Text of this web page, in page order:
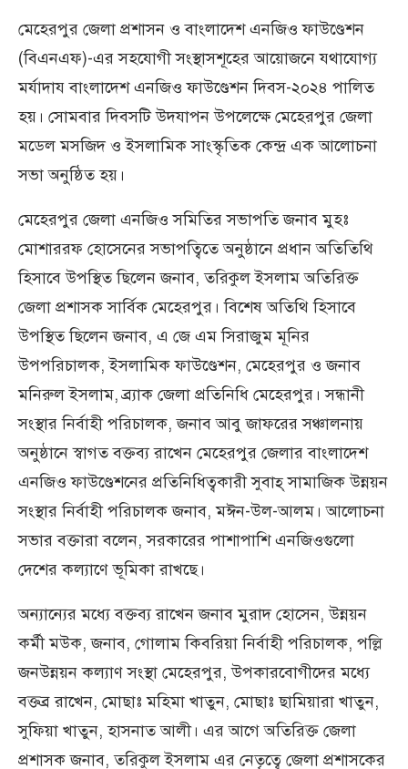
মেহেরপুর জেলা প্রশাসন ও বাংলাদেশ এনজিও ফাউণ্ডেশন
(বিএনএফ)-এর সহযোগী সংস্থাসশূহের আয়োজনে যথাযোগ্য
মর্যাদায বাংলাদেশ এনজিও ফাউণ্ডেশন দিবস-২০২৪ পালিত
হয়। সোমবার দিবসটি উদযাপন উপলেক্ষে মেহেরপুর জেলা
মডেল মসজিদ ও ইসলামিক সাংস্কৃতিক কেন্দ্র এক আলোচনা
সভা অনুষ্ঠিত হয়।
মেহেরপুর জেলা এনজিও সমিতির সভাপতি জনাব মুহঃ
মোশাররফ হোসেনের সভাপত্বিতে অনুষ্ঠানে প্রধান অতিতিথি
হিসাবে উপস্থিত ছিলেন জনাব, তরিকুল ইসলাম অতিরিক্ত
জেলা প্রশাসক সার্বিক মেহেরপুর। বিশেষ অতিথি হিসাবে
উপস্থিত ছিলেন জনাব, এ জে এম সিরাজুম মূনির
উপপরিচালক, ইসলামিক ফাউণ্ডেশন, মেহেরপুর ও জনাব
মনিরুল ইসলাম, ব্র্যাক জেলা প্রতিনিধি মেহেরপুর। সন্ধানী
সংস্থার নির্বাহী পরিচালক, জনাব আবু জাফরের সঞ্চালনায়
অনুষ্ঠানে স্বাগত বক্তব্য রাখেন মেহেরপুর জেলার বাংলাদেশ
এনজিও ফাউণ্ডেশনের প্রতিনিধিত্বকারী সুবাহ্ সামাজিক উন্নয়ন
সংস্থার নির্বাহী পরিচালক জনাব, মঈন-উল-আলম। আলোচনা
সভার বক্তারা বলেন, সরকারের পাশাপাশি এনজিওগুলো
দেশের কল্যাণে ভূমিকা রাখছে।
অন্যান্যের মধ্যে বক্তব্য রাখেন জনাব মুরাদ হোসেন, উন্নয়ন
কর্মী মউক, জনাব, গোলাম কিবরিয়া নির্বাহী পরিচালক, পল্লি
জনউন্নয়ন কল্যাণ সংস্থা মেহেরপুর, উপকারবোগীদের মধ্যে
বক্তব্র রাখেন, মোছাঃ মহিমা খাতুন, মোছাঃ ছামিয়ারা খাতুন,
সুফিয়া খাতুন, হাসনাত আলী। এর আগে অতিরিক্ত জেলা
প্রশাসক জনাব, তরিকুল ইসলাম এর নেতৃত্বে জেলা প্রশাসকের